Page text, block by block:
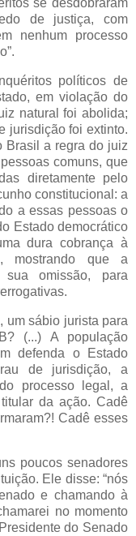
se desdobraram
de justiça, com
nenhum processo
políticos de
em violação do
natural foi abolida;
jurisdição foi extinto.
Brasil a regra do juiz
comuns, que
diretamente pelo
constitucional: a
a essas pessoas o
Estado democrático
dura cobrança à
mostrando que a
sua omissão, para
um sábio jurista para
(...) A população
defenda o Estado
de jurisdição, a
processo legal, a
da ação. Cadê
Cadê esses
poucos senadores
Ele disse: “nós
e chamando à
no momento
do Senado